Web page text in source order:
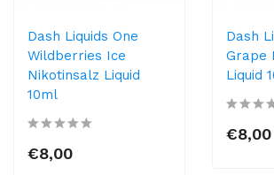
Dash Liquids One
Wildberries Ice
Nikotinsalz Liquid
10ml
€8,00
Dash
Grape
Liquid
€8,00